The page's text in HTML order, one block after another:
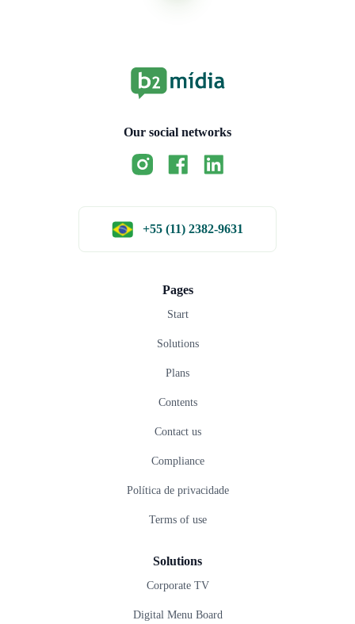
Our social networks
Pages
Start
Solutions
Plans
Contents
Contact us
Compliance
Política de privacidade
Terms of use
Solutions
Corporate TV
Digital Menu Board
+55 (11) 2382-9631